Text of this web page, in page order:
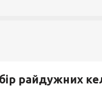
райдужних